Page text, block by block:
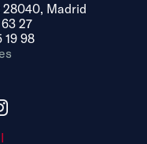
28040, Madrid
27
19 98